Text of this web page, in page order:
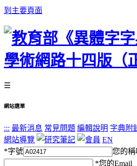
到主要頁面
☰
網站選單
::: 最新消息 常見問題 編輯說明 字典附
網站導覽
EN
*字號
您的稱
*您的Email